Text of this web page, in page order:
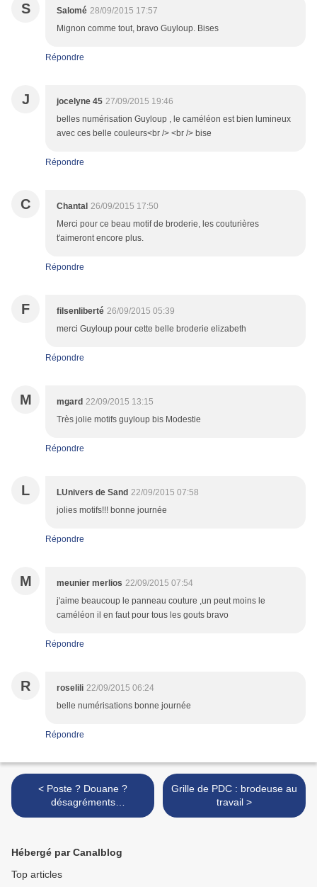
S Salomé 28/09/2015 17:57
Mignon comme tout, bravo Guyloup. Bises
Répondre
J jocelyne 45 27/09/2015 19:46
belles numérisation Guyloup , le caméléon est bien lumineux
avec ces belle couleurs<br /> <br /> bise
Répondre
C Chantal 26/09/2015 17:50
Merci pour ce beau motif de broderie, les couturières
t'aimeront encore plus.
Répondre
F filsenliberté 26/09/2015 05:39
merci Guyloup pour cette belle broderie elizabeth
Répondre
M mgard 22/09/2015 13:15
Très jolie motifs guyloup bis Modestie
Répondre
L LUnivers de Sand 22/09/2015 07:58
jolies motifs!!! bonne journée
Répondre
M meunier merlios 22/09/2015 07:54
j'aime beaucoup le panneau couture ,un peut moins le
caméléon il en faut pour tous les gouts bravo
Répondre
R roselili 22/09/2015 06:24
belle numérisations bonne journée
Répondre
< Poste ? Douane ?
désagréments
et...........Sécurité nationale
Grille de PDC : brodeuse au
travail >
Hébergé par Canalblog
Top articles